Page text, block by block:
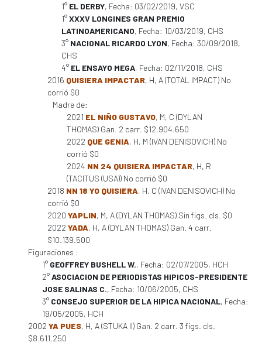
1° EL DERBY, Fecha: 03/02/2019, VSC
1°XXXV LONGINES GRAN PREMIO
LATINOAMERICANO, Fecha: 10/03/2019, CHS
3° NACIONAL RICARDO LYON, Fecha: 30/09/2018,
CHS
4° EL ENSAYO MEGA, Fecha: 02/11/2018, CHS
2016 QUISIERA IMPACTAR, H, A (TOTAL IMPACT) No
corrió $0
Madre de:
2021 EL NIÑO GUSTAVO, M, C (DYLAN
THOMAS) Gan. 2 carr. $12.904.650
2022 QUE GENIA, H, M (IVAN DENISOVICH) No
corrió $0
2024 NN 24 QUISIERA IMPACTAR, H, R
(TACITUS (USA)) No corrió $0
2018 NN 18 YO QUISIERA, H, C (IVAN DENISOVICH) No
corrió $0
2020 YAPLIN, M, A (DYLAN THOMAS) Sin figs. cls. $0
2022 YADA, H, A (DYLAN THOMAS) Gan. 4 carr.
$10.139.500
Figuraciones :
1° GEOFFREY BUSHELL W., Fecha: 02/07/2005, HCH
2°ASOCIACION DE PERIODISTAS HIPICOS-PRESIDENTE
JOSE SALINAS C., Fecha: 10/06/2005, CHS
3° CONSEJO SUPERIOR DE LA HIPICA NACIONAL, Fecha:
19/05/2005, HCH
2002 YA PUES, H, A (STUKA II) Gan. 2 carr. 3 figs. cls.
$8.611.250